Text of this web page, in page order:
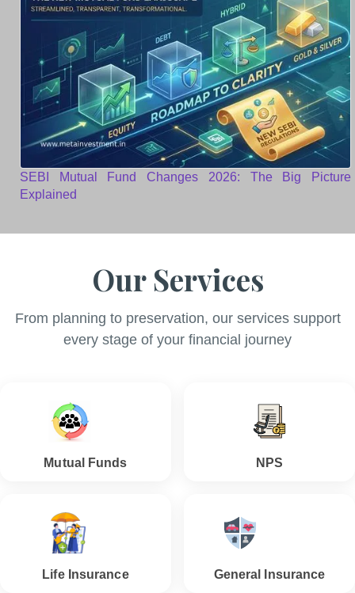
SEBI Mutual Fund Changes 2026: The Big Picture
Explained
Our Services
From planning to preservation, our services support
every stage of your financial journey
Mutual Funds NPS
Life Insurance General Insurance